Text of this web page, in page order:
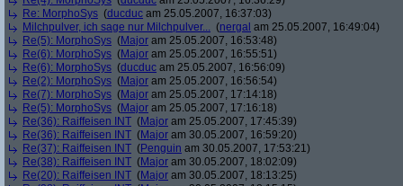
Re: MorphoSys (ducduc am 25.05.2007, 16:37:03)
Milchpulver, ich sage nur Milchpulver... (nergal am 25.05.2007, 16:49:04)
Re(5): MorphoSys (Major am 25.05.2007, 16:53:48)
Re(6): MorphoSys (Major am 25.05.2007, 16:55:51)
Re(6): MorphoSys (ducduc am 25.05.2007, 16:56:09)
Re(2): MorphoSys (Major am 25.05.2007, 16:56:54)
Re(7): MorphoSys (Major am 25.05.2007, 17:14:18)
Re(5): MorphoSys (Major am 25.05.2007, 17:16:18)
Re(36): Raiffeisen INT (Major am 25.05.2007, 17:45:39)
Re(36): Raiffeisen INT (Major am 30.05.2007, 16:59:20)
Re(37): Raiffeisen INT (Penguin am 30.05.2007, 17:53:21)
Re(38): Raiffeisen INT (Major am 30.05.2007, 18:02:09)
Re(20): Raiffeisen INT (Major am 30.05.2007, 18:13:25)